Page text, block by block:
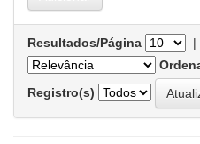
Resultados/Página |
Registro(s)